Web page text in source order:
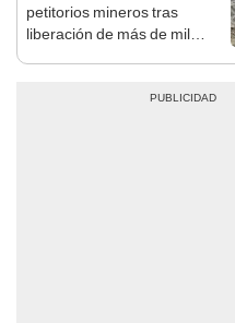
petitorios mineros tras
liberación de más de mil